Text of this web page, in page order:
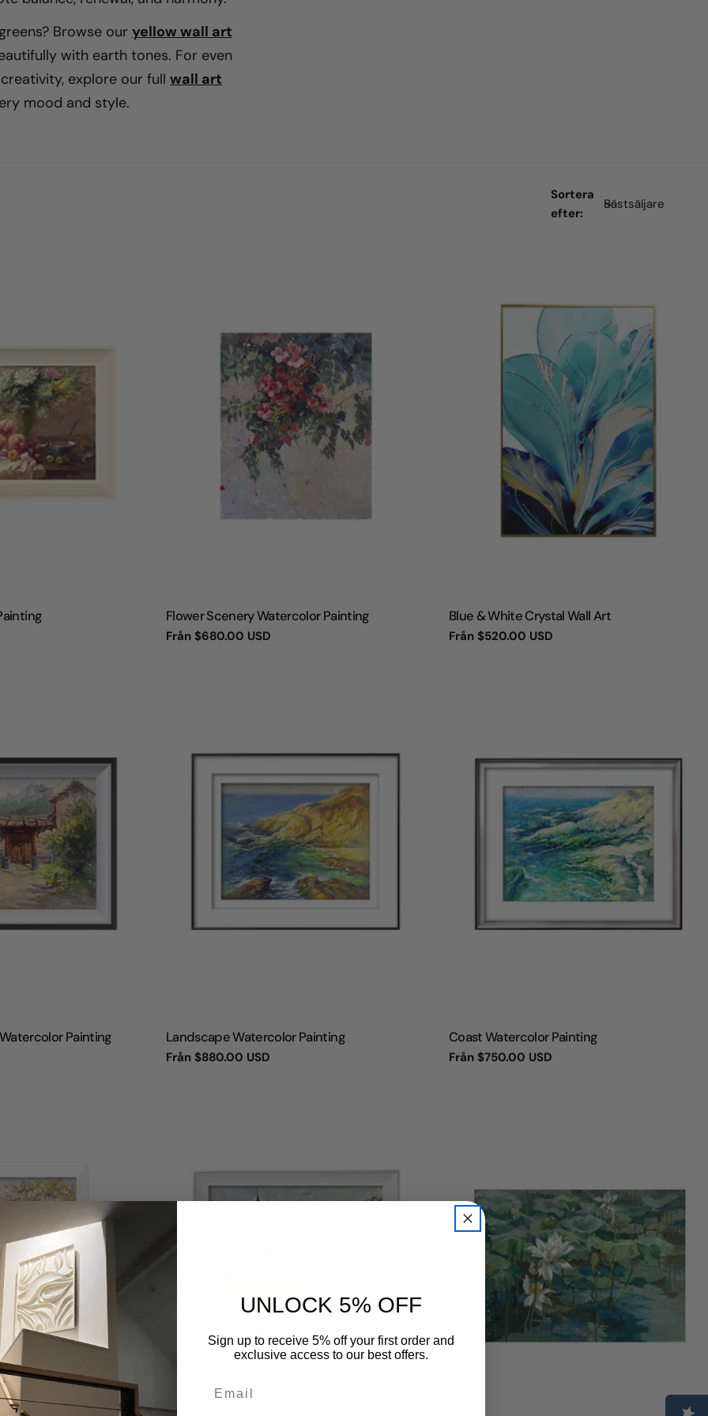
l
i
Browse our yellow wall art
with earth tones. For even
explore our full wall art
mood and style.
Sortera
efter:
TYP:
Flower Scenery Watercolor Painting
Vanligt
Från $680.00 USD
TYP:
Blue & White Crystal Wall Art
Vanligt
Från $520.00 USD
Painting TYP:
Landscape Watercolor Painting
Vanligt
Från $880.00 USD
TYP:
Coast Watercolor Painting
Vanligt
Från $750.00 USD
UNLOCK 5% OFF
Sign up to receive 5% off your first order and
exclusive access to our best offers.